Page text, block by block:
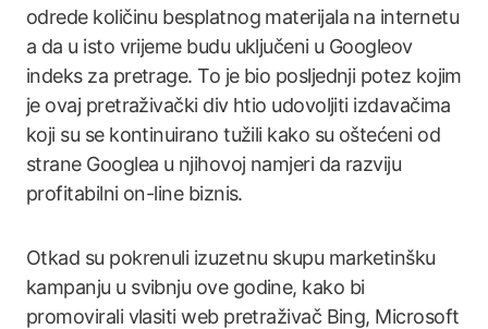
odrede količinu besplatnog materijala na internetu
a da u isto vrijeme budu uključeni u Googleov
indeks za pretrage. To je bio posljednji potez kojim
je ovaj pretraživački div htio udovoljiti izdavačima
koji su se kontinuirano tužili kako su oštećeni od
strane Googlea u njihovoj namjeri da razviju
profitabilni on-line biznis.
Otkad su pokrenuli izuzetnu skupu marketinšku
kampanju u svibnju ove godine, kako bi
promovirali vlasiti web pretraživač Bing, Microsoft